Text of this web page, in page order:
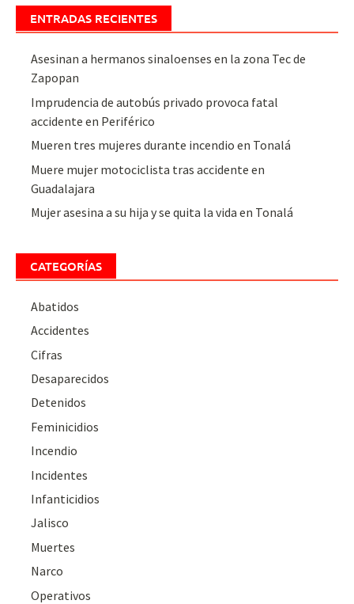
ENTRADAS RECIENTES
Asesinan a hermanos sinaloenses en la zona Tec de
Zapopan
Imprudencia de autobús privado provoca fatal
accidente en Periférico
Mueren tres mujeres durante incendio en Tonalá
Muere mujer motociclista tras accidente en
Guadalajara
Mujer asesina a su hija y se quita la vida en Tonalá
CATEGORÍAS
Abatidos
Accidentes
Cifras
Desaparecidos
Detenidos
Feminicidios
Incendio
Incidentes
Infanticidios
Jalisco
Muertes
Narco
Operativos